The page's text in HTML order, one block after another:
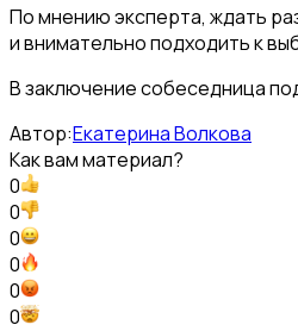
По мнению эксперта, ждать
и внимательно подходить к
В заключение собеседница
Автор:Екатерина Волкова
Как вам материал?
0
0
0
0
0
0